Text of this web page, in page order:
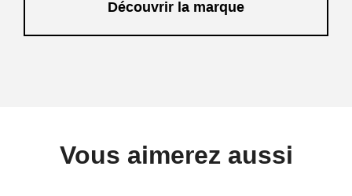
Découvrir la marque
Vous aimerez aussi